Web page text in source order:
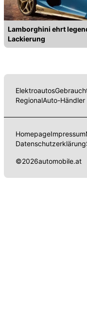
Lamborghini ehrt
Lackierung
Elektroautos
RegionalAuto-Händler
HomepageImpressum
Datenschutzerklärung
©2026automobile.at